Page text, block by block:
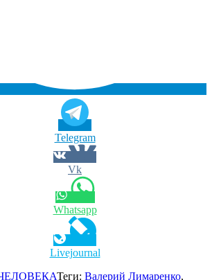
Telegram
Vk
Whatsapp
Livejournal
Теги: Валерий Лимаренко,